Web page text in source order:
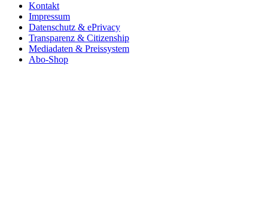
Kontakt
Impressum
Datenschutz & ePrivacy
Transparenz & Citizenship
Mediadaten & Preissystem
Abo-Shop